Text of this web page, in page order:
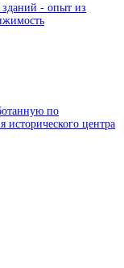
- опыт из
по
центра